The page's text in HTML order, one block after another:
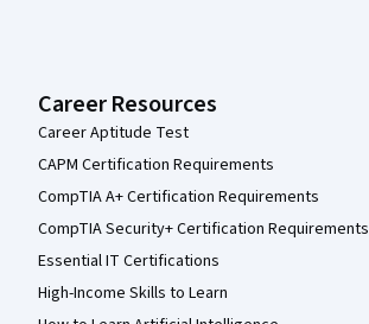
Career Resources
Career Aptitude Test
CAPM Certification Requirements
CompTIA A+ Certification Requirements
CompTIA Security+ Certification Requirements
Essential IT Certifications
High-Income Skills to Learn